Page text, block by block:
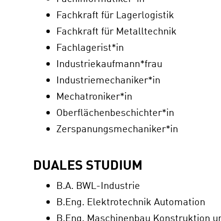
Fachkraft für Lagerlogistik
Fachkraft für Metalltechnik
Fachlagerist*in
Industriekaufmann*frau
Industriemechaniker*in
Mechatroniker*in
Oberflächenbeschichter*in
Zerspanungsmechaniker*in
DUALES STUDIUM
B.A. BWL-Industrie
B.Eng. Elektrotechnik Automation
B.Eng. Maschinenbau Konstruktion